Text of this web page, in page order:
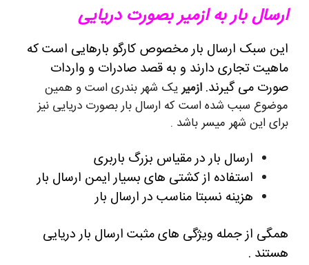
ارسال بار به ازمیر بصورت دریایی
این سبک ارسال بار مخصوص کارگو بارهایی است که
ماهیت تجاری دارند و به قصد صادرات و واردات
صورت می گیرند. ازمیریک شهر بندری است و همین
موضوع سبب شده است که ارسال بار بصورت دریایی نیز
برای این شهر میسر باشد .
ارسال بار در مقیاس بزرگ باربری
استفاده از کشتی های بسیار ایمن ارسال بار
هزینه نسبتا مناسب در ارسال بار
همگی از جمله ویژگی های مثبت ارسال بار دریایی
هستند .